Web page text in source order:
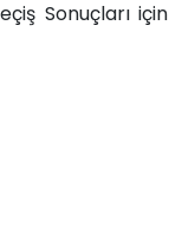
Sonuçları için